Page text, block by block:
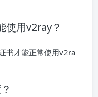
使用v2ray？
书才能正常使用v2ra